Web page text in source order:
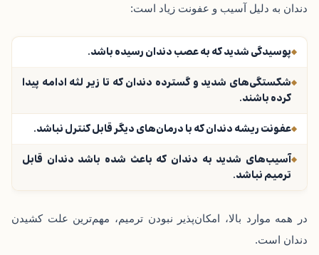
دندان به دلیل آسیب و عفونت زیاد است:
پوسیدگی شدید که به عصب دندان رسیده باشد.
شکستگی‌های شدید و گسترده دندان که تا زیر لثه ادامه پیدا
کرده باشند.
عفونت‌ ریشه دندان که با درمان‌های دیگر قابل کنترل نباشد.
آسیب‌های شدید به دندان که باعث شده باشد دندان قابل
ترمیم نباشد.
در همه موارد بالا، امکان‌پذیر نبودن ترمیم، مهم‌ترین علت کشیدن
دندان است.